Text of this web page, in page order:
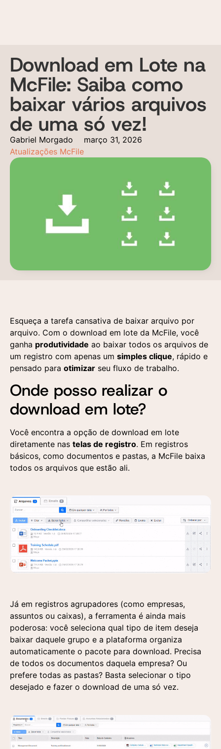
Download em Lote na
McFile: Saiba como
baixar vários arquivos
de uma só vez!
Gabriel Morgado
março 31, 2026
Atualizações McFile
Esqueça a tarefa cansativa de baixar arquivo por
arquivo. Com o download em lote da McFile, você
ganha produtividade ao baixar todos os arquivos de
um registro com apenas um simples clique, rápido e
pensado para otimizar seu fluxo de trabalho.
Onde posso realizar o
download em lote?
Você encontra a opção de download em lote
diretamente nas telas de registro. Em registros
básicos, como documentos e pastas, a McFile baixa
todos os arquivos que estão ali.
Já em registros agrupadores (como empresas,
assuntos ou caixas), a ferramenta é ainda mais
poderosa: você seleciona qual tipo de item deseja
baixar daquele grupo e a plataforma organiza
automaticamente o pacote para download. Precisa
de todos os documentos daquela empresa? Ou
prefere todas as pastas? Basta selecionar o tipo
desejado e fazer o download de uma só vez.